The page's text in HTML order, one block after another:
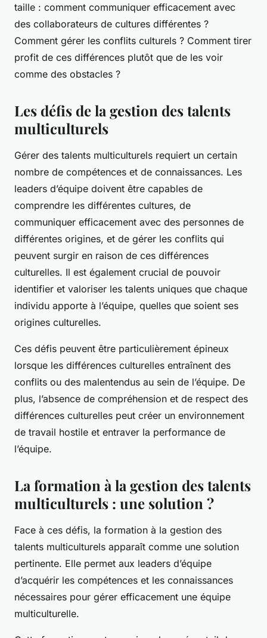
taille : comment communiquer efficacement avec
des collaborateurs de cultures différentes ?
Comment gérer les conflits culturels ? Comment tirer
profit de ces différences plutôt que de les voir
comme des obstacles ?
Les défis de la gestion des talents
multiculturels
Gérer des talents multiculturels requiert un certain
nombre de compétences et de connaissances. Les
leaders d’équipe doivent être capables de
comprendre les différentes cultures, de
communiquer efficacement avec des personnes de
différentes origines, et de gérer les conflits qui
peuvent surgir en raison de ces différences
culturelles. Il est également crucial de pouvoir
identifier et valoriser les talents uniques que chaque
individu apporte à l’équipe, quelles que soient ses
origines culturelles.
Ces défis peuvent être particulièrement épineux
lorsque les différences culturelles entraînent des
conflits ou des malentendus au sein de l’équipe. De
plus, l’absence de compréhension et de respect des
différences culturelles peut créer un environnement
de travail hostile et entraver la performance de
l’équipe.
La formation à la gestion des talents
multiculturels : une solution ?
Face à ces défis, la formation à la gestion des
talents multiculturels apparaît comme une solution
pertinente. Elle permet aux leaders d’équipe
d’acquérir les compétences et les connaissances
nécessaires pour gérer efficacement une équipe
multiculturelle.